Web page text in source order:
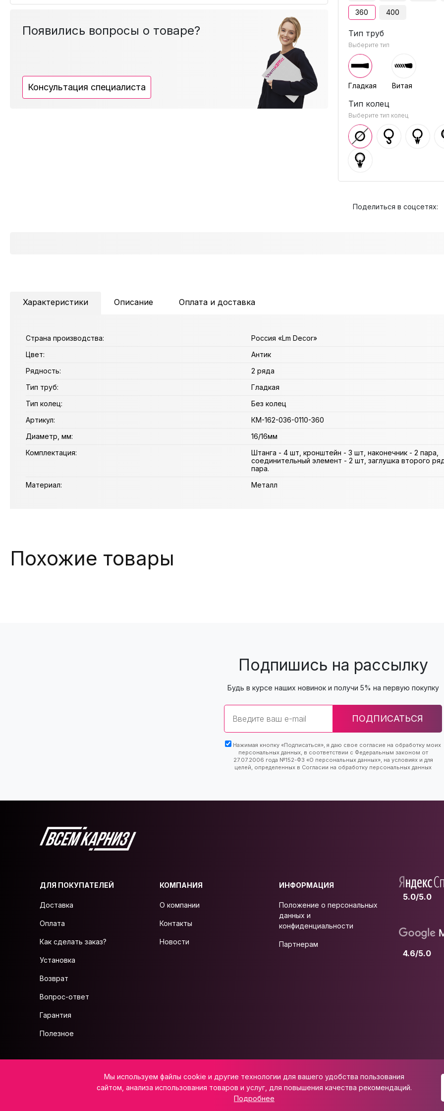
Появились вопросы о товаре?
Консультация специалиста
360 400
Тип труб
Выберите тип
Гладкая Витая
Тип колец
Выберите тип колец
Поделиться в соцсетях:
Характеристики Описание Оплата и доставка
Страна производства:
Россия «Lm Decor»
Цвет:
Антик
Рядность:
2 ряда
Тип труб:
Гладкая
Тип колец:
Без колец
Артикул:
КМ-162-036-0110-360
Диаметр, мм:
16/16мм
Комплектация:
Штанга - 4 шт, кронштейн - 3 шт, наконечник - 2 пара,
соединительный элемент - 2 шт, заглушка второго
пара.
Материал:
Металл
Похожие товары
Подпишись на рассылку
Будь в курсе наших новинок и получи 5% на первую покупку
Email
ПОДПИСАТЬСЯ
Нажимая кнопку «Подписаться», я даю свое согласие на обработку моих
персональных данных, в соответствии с Федеральным законом от
27.07.2006 года №152-ФЗ «О персональных данных», на условиях и для
целей, определенных в Согласии на обработку персональных данных
Мы используем файлы cookie и другие технологии для вашего удобства пользования
сайтом, анализа использования товаров и услуг, для повышения качества рекомендаций.
Подробнее
ДЛЯ ПОКУПАТЕЛЕЙ
Доставка
Оплата
Как сделать заказ?
Установка
Возврат
Вопрос-ответ
Гарантия
Полезное
КОМПАНИЯ
О компании
Контакты
Новости
ИНФОРМАЦИЯ
Положение о персональных
данных и
конфиденциальности
Партнерам
5.0/5.0
4.6/5.0
Юридический адрес: 359225, Калмыкия Респ, р-н Лаганский, с. Северное, ул. Школьная, д. 47
info@vsemkarniz.ru